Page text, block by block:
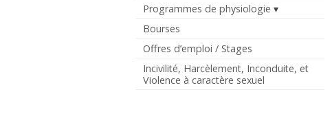
Programmes de physiologie
Bourses
Offres d’emploi / Stages
Incivilité, Harcèlement, Inconduite, et
Violence à caractère sexuel